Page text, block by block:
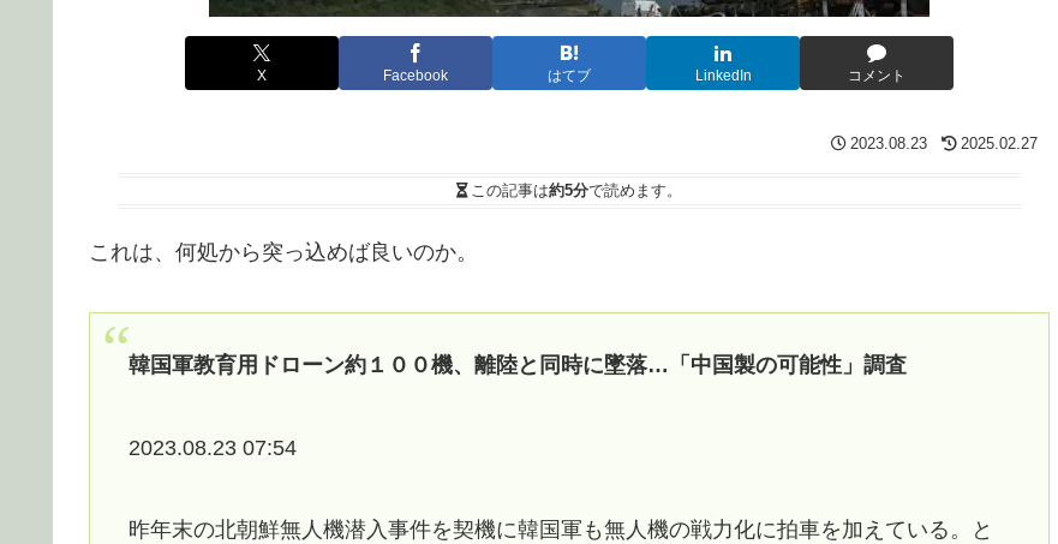
X Facebook はてブ LinkedIn コメント
2023.08.23 2025.02.27
この記事は約5分で読めます。
これは、何処から突っ込めば良いのか。
韓国軍教育用ドローン約１００機、離陸と同時に墜落…「中国製の可能性」調査
2023.08.23 07:54
昨年末の北朝鮮無人機潜入事件を契機に韓国軍も無人機の戦力化に拍車を加えている。と